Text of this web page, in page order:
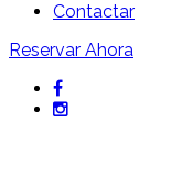
Contactar
Reservar Ahora